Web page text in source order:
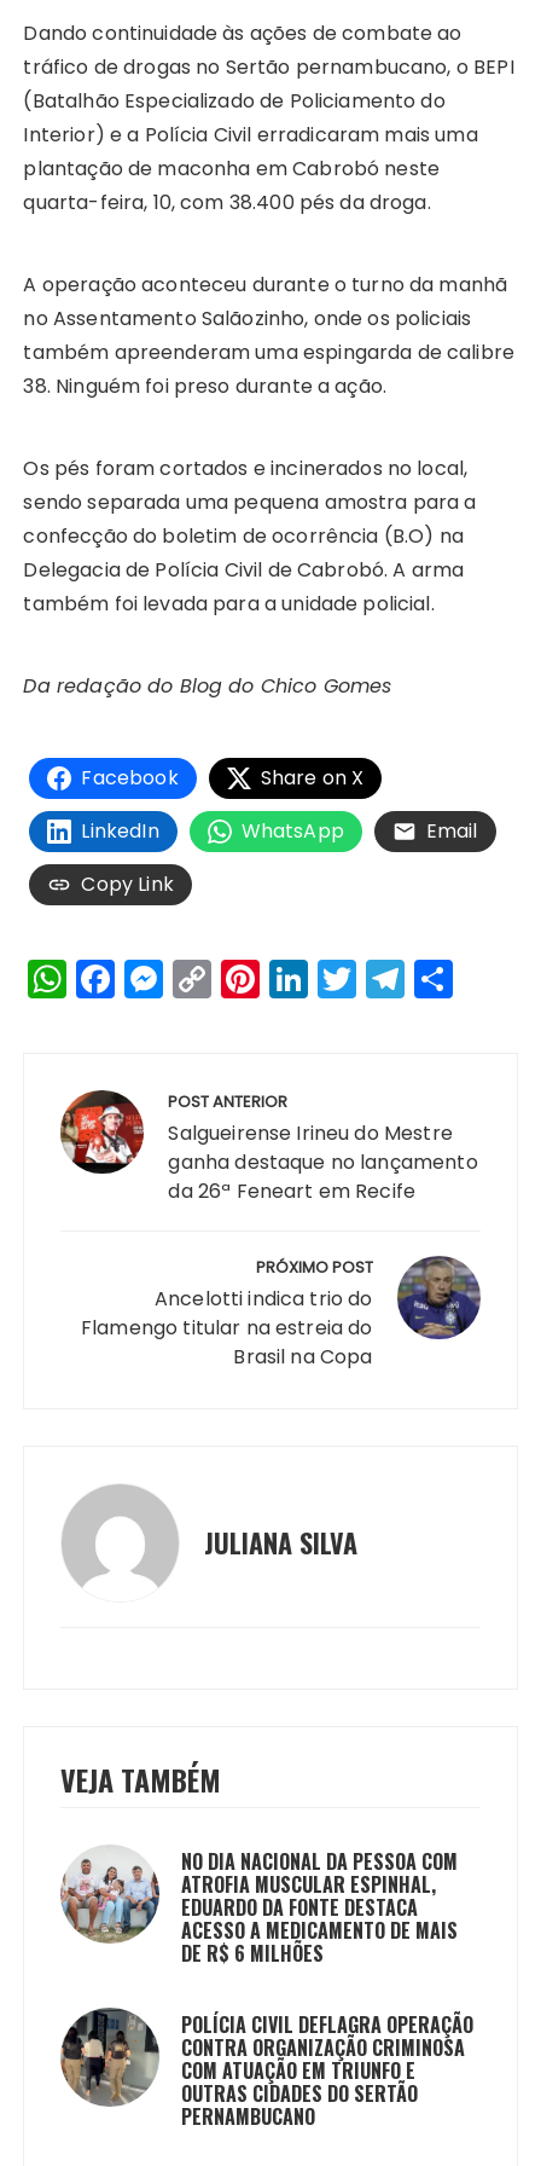
Dando continuidade às ações de combate ao
tráfico de drogas no Sertão pernambucano, o BEPI
(Batalhão Especializado de Policiamento do
Interior) e a Polícia Civil erradicaram mais uma
plantação de maconha em Cabrobó neste
quarta-feira, 10, com 38.400 pés da droga.
A operação aconteceu durante o turno da manhã
no Assentamento Salãozinho, onde os policiais
também apreenderam uma espingarda de calibre
38. Ninguém foi preso durante a ação.
Os pés foram cortados e incinerados no local,
sendo separada uma pequena amostra para a
confecção do boletim de ocorrência (B.O) na
Delegacia de Polícia Civil de Cabrobó. A arma
também foi levada para a unidade policial.
Da redação do Blog do Chico Gomes
Facebook
Share on X
LinkedIn
WhatsApp
Email
Copy Link
W
h
ts
A
p
F
a
e
b
o
M
e
s
e
n
g
C
o
y
Li
n
k
Pi
n
re
st
Li
n
dI
n
T
w
r
T
el
r
a
m
Post
POST ANTERIOR
Salgueirense Irineu do Mestre
ganha destaque no lançamento
da 26ª Feneart em Recife
PRÓXIMO POST
Ancelotti indica trio do
Flamengo titular na estreia do
Brasil na Copa
JULIANA SILVA
VEJA TAMBÉM
NO DIA NACIONAL DA PESSOA COM
ATROFIA MUSCULAR ESPINHAL,
EDUARDO DA FONTE DESTACA
ACESSO A MEDICAMENTO DE MAIS
DE R$ 6 MILHÕES
POLÍCIA CIVIL DEFLAGRA OPERAÇÃO
CONTRA ORGANIZAÇÃO CRIMINOSA
COM ATUAÇÃO EM TRIUNFO E
OUTRAS CIDADES DO SERTÃO
PERNAMBUCANO